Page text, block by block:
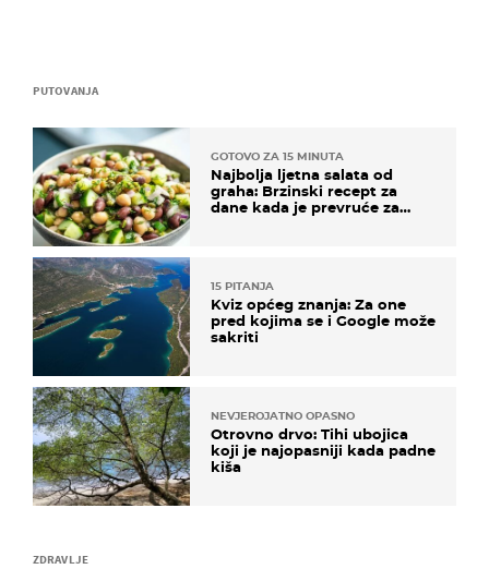
ZDRAVLJE
PUTOVANJA
GOTOVO ZA 15 MINUTA
Najbolja ljetna salata od
graha: Brzinski recept za
dane kada je prevruće za
15 PITANJA
Kviz općeg znanja: Za one
pred kojima se i Google može
sakriti
NEVJEROJATNO OPASNO
Otrovno drvo: Tihi ubojica
koji je najopasniji kada padne
kiša